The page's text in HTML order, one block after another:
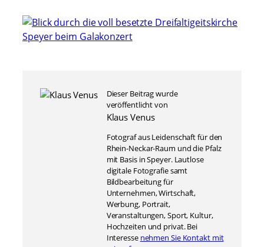
Dieser Beitrag wurde
veröffentlicht von
Klaus Venus
Fotograf aus Leidenschaft für den
Rhein-Neckar-Raum und die Pfalz
mit Basis in Speyer. Lautlose
digitale Fotografie samt
Bildbearbeitung für
Unternehmen, Wirtschaft,
Werbung, Portrait,
Veranstaltungen, Sport, Kultur,
Hochzeiten und privat. Bei
Interesse nehmen Sie Kontakt mit